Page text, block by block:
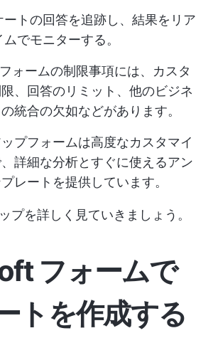
ートの回答を追跡し、結果をリア
ムでモニターする。
ォームの制限事項には、カスタ
、回答のリミット、他のビジネ
統合の欠如などがあります。
プフォームは高度なカスタマイ
詳細な分析とすぐに使えるアン
レートを提供しています。
プを詳しく見ていきましょう。
フォームで
トを作成する